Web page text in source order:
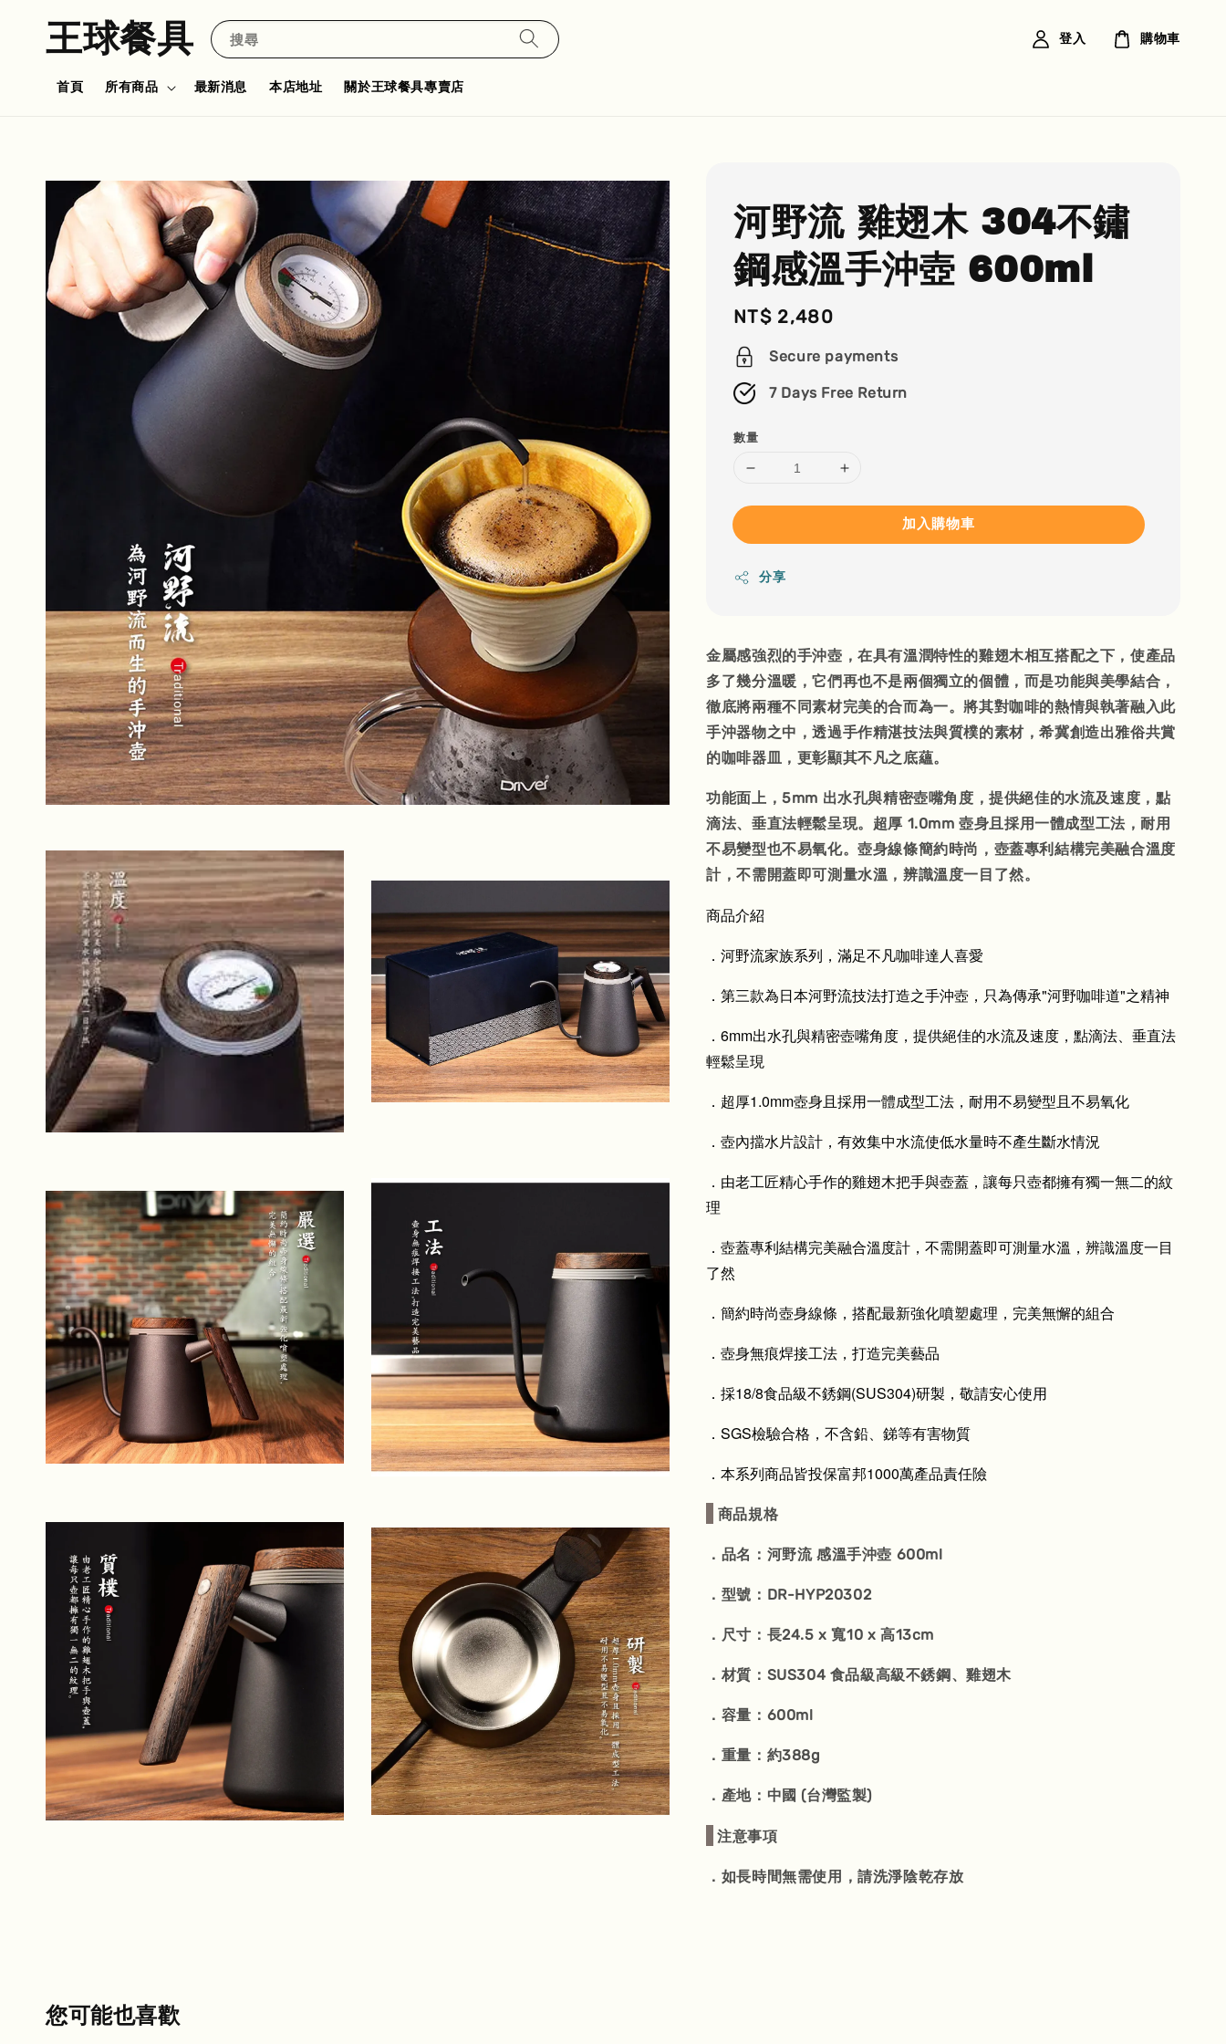
王球餐具 搜尋
首頁 所有商品 最新消息 本店地址 關於王球餐具專賣店
登入 購物車
河野流 雞翅木 304不鏽
鋼感溫手沖壺 600ml
Regular
price
NT$ 2,480
Secure payments
7 Days Free Return
數量
加入購物車
分享
金屬感強烈的手沖壺，在具有溫潤特性的雞翅木相互搭配之下，使產品
多了幾分溫暖，它們再也不是兩個獨立的個體，而是功能與美學結合，
徹底將兩種不同素材完美的合而為一。將其對咖啡的熱情與執著融入此
手沖器物之中，透過手作精湛技法與質樸的素材，希冀創造出雅俗共賞
的咖啡器皿，更彰顯其不凡之底蘊。
功能面上，5mm 出水孔與精密壺嘴角度，提供絕佳的水流及速度，點
滴法、垂直法輕鬆呈現。超厚 1.0mm 壺身且採用一體成型工法，耐用
不易變型也不易氧化。壺身線條簡約時尚，壺蓋專利結構完美融合溫度
計，不需開蓋即可測量水溫，辨識溫度一目了然。
商品介紹
．河野流家族系列，滿足不凡咖啡達人喜愛
．第三款為日本河野流技法打造之手沖壺，只為傳承"河野咖啡道"之精神
．6mm出水孔與精密壺嘴角度，提供絕佳的水流及速度，點滴法、垂直法
輕鬆呈現
．超厚1.0mm壺身且採用一體成型工法，耐用不易變型且不易氧化
．壺內擋水片設計，有效集中水流使低水量時不產生斷水情況
．由老工匠精心手作的雞翅木把手與壺蓋，讓每只壺都擁有獨一無二的紋
理
．壺蓋專利結構完美融合溫度計，不需開蓋即可測量水溫，辨識溫度一目
了然
．簡約時尚壺身線條，搭配最新強化噴塑處理，完美無懈的組合
．壺身無痕焊接工法，打造完美藝品
．採18/8食品級不銹鋼(SUS304)研製，敬請安心使用
．SGS檢驗合格，不含鉛、銻等有害物質
．本系列商品皆投保富邦1000萬產品責任險
商品規格
．品名：河野流 感溫手沖壺 600ml
．型號：DR-HYP20302
．尺寸：長24.5 x 寬10 x 高13cm
．材質：SUS304 食品級高級不銹鋼、雞翅木
．容量：600ml
．重量：約388g
．產地：中國 (台灣監製)
注意事項
．如長時間無需使用，請洗淨陰乾存放
您可能也喜歡